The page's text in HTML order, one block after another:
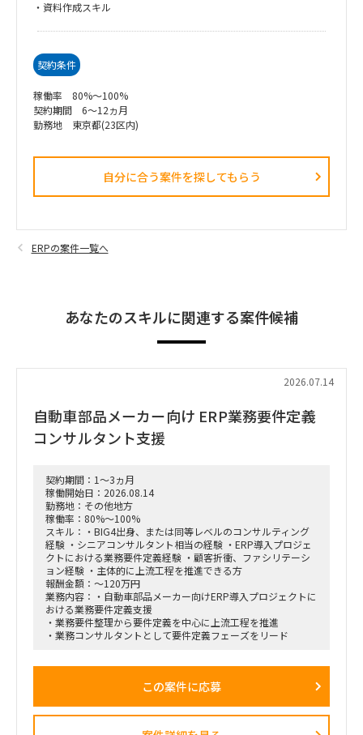
・資料作成スキル
契約条件
稼働率 80%～100%
契約期間 6～12ヵ月
勤務地 東京都(23区内)
自分に合う案件を探してもらう​
ERPの案件一覧へ
あなたのスキルに関連する案件候補
2026.07.14
自動車部品メーカー向け ERP業務要件定義
コンサルタント支援
契約期間：1～3ヵ月
稼働開始日：2026.08.14
勤務地：その他地方
稼働率：80%～100%
スキル：・BIG4出身、または同等レベルのコンサルティング
経験 ・シニアコンサルタント相当の経験 ・ERP導入プロジェ
クトにおける業務要件定義経験 ・顧客折衝、ファシリテーシ
ョン経験 ・主体的に上流工程を推進できる方
報酬金額：～120万円
業務内容：・自動車部品メーカー向けERP導入プロジェクトに
おける業務要件定義支援
・業務要件整理から要件定義を中心に上流工程を推進
・業務コンサルタントとして要件定義フェーズをリード
この案件に応募